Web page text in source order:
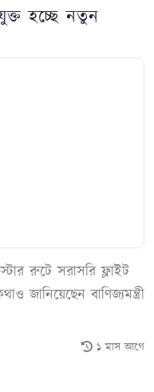
হচ্ছে নতুন
রুটে সরাসরি ফ্লাইট
জানিয়েছেন বাণিজ্যমন্ত্রী
১ মাস আগে